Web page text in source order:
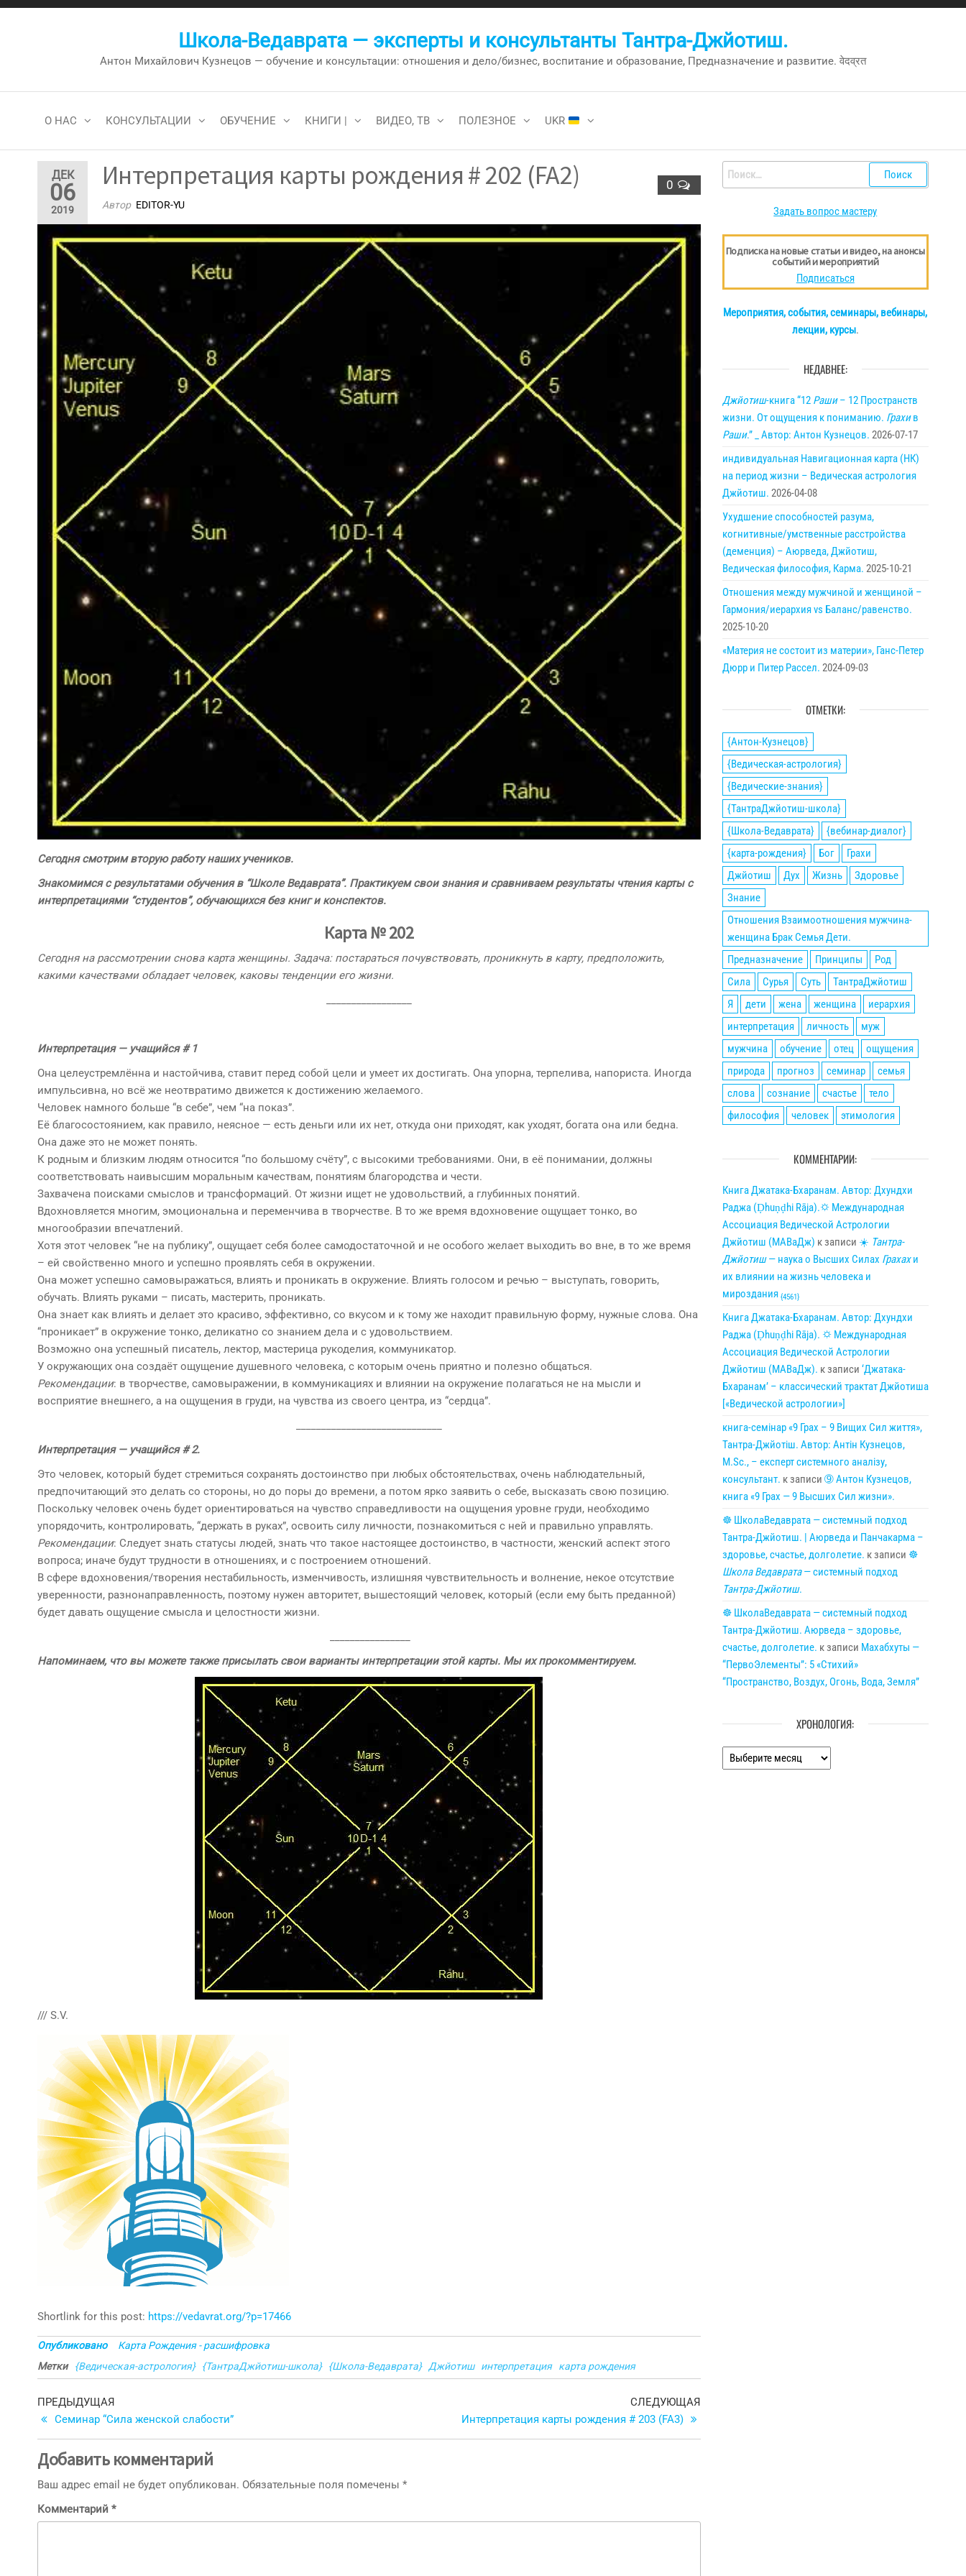
Перейти
Школа-Ведаврата — эксперты и консультанты Тантра-Джйотиш.
Антон Михайлович Кузнецов — обучение и консультации: отношения и дело/бизнес, воспитание и образование, Предназначение и развитие. वेदव्रत
О НАС КОНСУЛЬТАЦИИ ОБУЧЕНИЕ КНИГИ | ВИДЕО, ТВ ПОЛЕЗНОЕ UKR
ДЕК
06
2019
0
Интерпретация карты рождения # 202 (FA2)
Автор EDITOR-YU
Сегодня смотрим вторую работу наших учеников.
Знакомимся с результатами обученияв “Школе Ведаврата”. Практикуем свои знания и сравниваем результаты чтения карты с
интерпретациями “студентов”, обучающихся без книг и конспектов.
Карта № 202
Сегодня на рассмотрении снова карта женщины. Задача: постараться почувствовать, проникнуть в карту, предположить,
какими качествами обладает человек, каковы тенденции его жизни.
Интерпретация — учащийся # 1
Она целеустремлённа и настойчива, ставит перед собой цели и умеет их достигать. Она упорна, терпелива, напориста. Иногда
импульсивна, но всё же неотвратимо движется к достижению желаемого.
Человек намного больше “в себе”, чем “на показ”.
Её благосостоянием, как правило, неясное — есть деньги или их нет, откуда они приходят, как уходят, богата она или бедна.
Она даже это не может понять.
К родным и близким людям относится “по большому счёту”, с высокими требованиями. Они, в её понимании, должны
соответствовать наивысшим моральным качествам, понятиям благородства и чести.
Захвачена поисками смыслов и трансформаций. От жизни ищет не удовольствий, а глубинных понятий.
Вдохновляется многим, эмоциональна и переменчива в творчестве. В то же время вдохновение ощущает тонко, во
многообразии впечатлений.
Хотя этот человек “не на публику”, ощущает себя более самодостаточной и не особого желает выходить во вне, в то же время
– ей свойственно много и успешно проявлять себя в окружении.
Она может успешно самовыражаться, влиять и проникать в окружение. Влиять голосом и речью – выступать, говорить,
обучать. Влиять руками – писать, мастерить, проникать.
Она знает как влиять и делает это красиво, эффективно, со вкусом и к тому же находит правильную форму, нужные слова. Она
“проникает” в окружение тонко, деликатно со знанием дела и с удовольствием.
Возможно она успешный писатель, лектор, мастерица рукоделия, коммуникатор.
У окружающих она создаёт ощущение душевного человека, с которым очень приятно и полезно общаться.
Рекомендации: в творчестве, самовыражении, в коммуникациях и влиянии на окружение полагаться не на мысли и
восприятие внешнего, а на ощущения в груди, на чувства из своего центра, из “сердца”.
Интерпретация — учащийся # 2.
Это человек, который будет стремиться сохранять достоинство при любых обстоятельствах, очень наблюдательный,
предпочитающий это делать со стороны, но до поры до времени, а потом ярко заявить о себе, высказать свою позицию.
Поскольку человек очень будет ориентироваться на чувство справедливости на ощущения уровне груди, необходимо
упорядочить, контролировать, “держать в руках”, освоить силу личности, познакомиться с ней и правильно управлять.
Рекомендации: Следует знать статусы людей, знать что такое настоящее достоинство, в частности, женский аспект этого
вопроса; иначе будут трудности в отношениях, и с построением отношений.
В сфере вдохновения/творения нестабильность, изменчивость, излишняя чувствительность и волнение, некое отсутствие
уверенности, разнонаправленность, поэтому нужен авторитет, вышестоящий человек, который (если ему быть преданной)
будет давать ощущение смысла и целостности жизни.
Напоминаем, что вы можете также присылать свои варианты интерпретации этой карты. Мы их прокомментируем.
/// S.V.
Shortlink for this post: https://vedavrat.org/?p=17466
Опубликовано
Карта Рождения - расшифровка
Метки
{Ведическая-астрология} {ТантраДжйотиш-школа} {Школа-Ведаврата} Джйотиш интерпретация карта рождения
Навигация
по
записям
Предыдущая
запись
ПРЕДЫДУЩАЯ
Семинар “Сила женской слабости”
Следующая
СЛЕДУЮЩАЯ
Интерпретация карты рождения # 203 (FA3)
Добавить комментарий
Ваш адрес email не будет опубликован. Обязательные поля помечены *
Комментарий *
Найти:
Задать вопрос мастеру
Подписка на новые статьи и видео, на анонсы
событий и мероприятий
Подписаться
Мероприятия, события, семинары, вебинары,
лекции, курсы.
НЕДАВНЕЕ:
Джйотиш-книга “12 Раши– 12 Пространств
жизни. От ощущения к пониманию. Грахив
Раши.” _ Автор: Антон Кузнецов. 2026-07-17
индивидуальная Навигационная карта (НК)
на период жизни – Ведическая астрология
Джйотиш. 2026-04-08
Ухудшение способностей разума,
когнитивные/умственные расстройства
(деменция) – Аюрведа, Джйотиш,
Ведическая философия, Карма. 2025-10-21
Отношения между мужчиной и женщиной –
Гармония/иерархия vs Баланс/равенство.
2025-10-20
«Материя не состоит из материи», Ганс-Петер
Дюрр и Питер Рассел. 2024-09-03
ОТМЕТКИ:
{Антон-Кузнецов}
{Ведическая-астрология}
{Ведические-знания}
{ТантраДжйотиш-школа}
{Школа-Ведаврата}
{вебинар-диалог}
{карта-рождения}
Бог
Грахи
Джйотиш
Дух Жизнь
Здоровье
Знание
Отношения Взаимоотношения мужчина-
женщина Брак Семья Дети.
Предназначение
Принципы
Род
Сила
Сурья Суть
ТантраДжйотиш
Я
дети жена женщина
иерархия
интерпретация
личность
муж
мужчина
обучение отец
ощущения
природа
прогноз семинар
семья
слова
сознание счастье
тело
философия
человек этимология
КОММЕНТАРИИ:
Книга Джатака-Бхаранам. Автор: Дхундхи
Раджа (Ḍhuṇḍhi Rāja).🌣 Международная
Ассоциация Ведической Астрологии
Джйотиш (МАВаДж) к записи ☀ Тантра-
Джйотиш— наука о Высших Силах Грахахи
их влиянии на жизнь человека и
мироздания {4561}
Книга Джатака-Бхаранам. Автор: Дхундхи
Раджа (Ḍhuṇḍhi Rāja). 🌣 Международная
Ассоциация Ведической Астрологии
Джйотиш (МАВаДж). к записи ‘Джатака-
Бхаранам’ – классический трактат Джйотиша
[«Ведической астрологии»]
книга-семінар «9 Грах – 9 Вищих Сил життя»,
Тантра-Джйотіш. Автор: Антін Кузнецов,
M.Sc., – експерт системного аналізу,
консультант. к записи ➈ Антон Кузнецов,
книга «9 Грах — 9 Высших Сил жизни».
☸ ШколаВедаврата — системный подход
Тантра-Джйотиш. | Аюрведа и Панчакарма –
здоровье, счастье, долголетие. к записи ☸
Школа Ведаврата— системный подход
Тантра-Джйотиш.
☸ ШколаВедаврата — системный подход
Тантра-Джйотиш. Аюрведа – здоровье,
счастье, долголетие. к записи Махабхуты —
“ПервоЭлементы”: 5 «Стихий»
“Пространство, Воздух, Огонь, Вода, Земля”
ХРОНОЛОГИЯ:
Хронология: